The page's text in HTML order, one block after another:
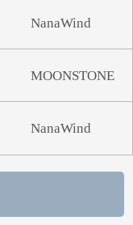
NanaWind
MOONSTONE
NanaWind